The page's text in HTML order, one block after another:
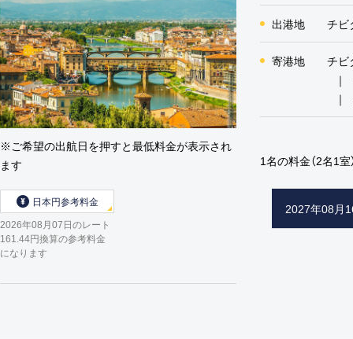
出港地 チビ
寄港地 チビ
1名の料金（2名1室）
2027年08月
※ご希望の出航日を押すと最低料金が表示され
ます
日本円参考料金
2026年08月07日のレート
161.44円換算の参考料金
になります